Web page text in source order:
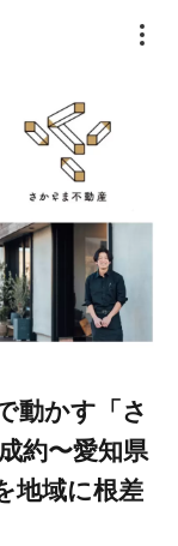
動かす「さ
約〜愛知県
地域に根差